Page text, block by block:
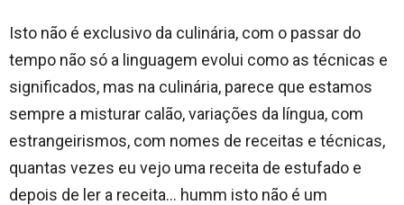
Isto não é exclusivo da culinária, com o passar do
tempo não só a linguagem evolui como as técnicas e
significados, mas na culinária, parece que estamos
sempre a misturar calão, variações da língua, com
estrangeirismos, com nomes de receitas e técnicas,
quantas vezes eu vejo uma receita de estufado e
depois de ler a receita… humm isto não é um